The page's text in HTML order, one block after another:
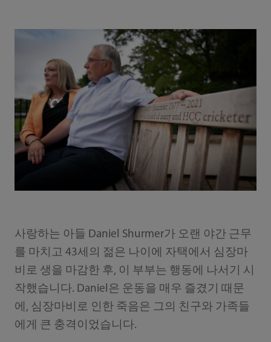
사랑하는 아들 Daniel Shurmer가 오랜 야간 근무
를 마치고 43세의 젊은 나이에 자택에서 심장마
비로 생을 마감한 후, 이 부부는 행동에 나서기 시
작했습니다. Daniel은 운동을 매우 즐겼기 때문
에, 심장마비로 인한 죽음은 그의 친구와 가족들
에게 큰 충격이었습니다.